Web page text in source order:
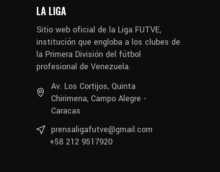
LA LIGA
Sitio web oficial de la Liga FUTVE,
institución que engloba a los clubes de
la Primera División del fútbol
profesional de Venezuela.
Av. Los Cortijos, Quinta
Chirimena, Campo Alegre -
Caracas
prensaligafutve@gmail.com
+58 212 9517920